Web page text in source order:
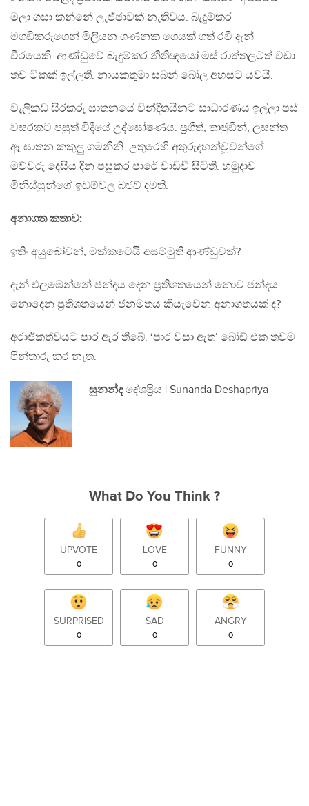
මලා ගසා කන්නේ ලැජ්ජාවක් නැතිවය. බැදුම්කර
මගඩිකරුගෙන් මිලියන ගණනක ගෙයක් ගත් රවී දැන්
වීරයෙකි. ආණ්ඩුවේ බැදුම්කර නීතිඥයෝ මස් රාත්තලටත් වඩා
තව ටිකක් ඉල්ලති. නායකතුමා සබන් බෝල අහසට යවයි.
වැලිකඩ සිරකරු ඝාතනයේ වින්දිතයිනට සාධාරණය ඉල්ලා පස්
වසරකට පසුත් විදීයේ උද්ඝෝෂණය. ප්‍රගීත්, තාජුඩීන්, ලසන්ත
ඈ ඝාතන කකුලු ගමනිනි. උතුරෙහි අතුරුදහන්වූවන්ගේ
මව්වරු දෙසිය දින පසුකර පාරේ වාඩිවී සිටිති. හමුදාව
මිනිස්සුන්ගේ ඉඩම්වල බජව් දමති.
අනාගත කතාව:
ඉතිං අයුබෝවන්, මක්කටෙයි අසම්මුති ආණ්ඩුවක්?
දැන් එලඹෙන්නේ ජන්දය දෙන ප්‍රතිශතයෙන් නොව ජන්දය
නොදෙන ප්‍රතිශතයෙන් ජනමතය කියැවෙන අනාගතයක් ද?
අරාජිකත්වයට පාර ඇර තිබේ. ‘පාර වසා ඇත’ බෝඩ් එක තවම
පින්තාරු කර නැත.
සුනන්දදේශප්‍රිය | Sunanda Deshapriya
What Do You Think ?
UPVOTE
0
LOVE
0
FUNNY
0
SURPRISED
0
SAD
0
ANGRY
0